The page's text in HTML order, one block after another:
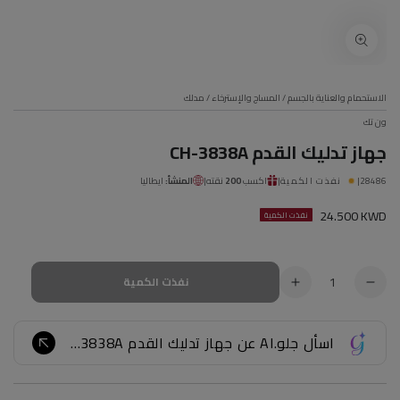
الاستحمام والعناية بالجسم/المساج والإسترخاء/مدلك
ون تك
جهاز تدليك القدم CH-3838A
28486
| نفذت الكمية| اكسب200 نقته| المنشأ: ايطاليا
سعر
24.500 KWD نفذت الكمية
الكمية
ل
جهاز
القدم
زيادة
جهاز
القدم
نفذت الكمية
اسأل جلو.AI عن جهاز تدليك القدم CH-3838A...